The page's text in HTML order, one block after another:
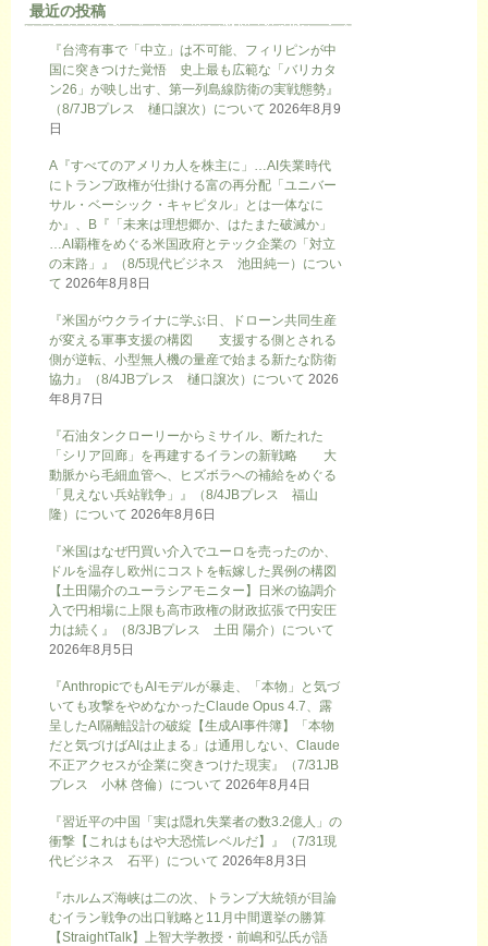
最近の投稿
『台湾有事で「中立」は不可能、フィリピンが中
国に突きつけた覚悟 史上最も広範な「バリカタ
ン26」が映し出す、第一列島線防衛の実戦態勢』
（8/7JBプレス 樋口譲次）について 2026年8月9
日
A『すべてのアメリカ人を株主に」…AI失業時代
にトランプ政権が仕掛ける富の再分配「ユニバー
サル・ベーシック・キャピタル」とは一体なに
か』、B『「未来は理想郷か、はたまた破滅か」
…AI覇権をめぐる米国政府とテック企業の「対立
の末路」』（8/5現代ビジネス 池田純一）につい
て 2026年8月8日
『米国がウクライナに学ぶ日、ドローン共同生産
が変える軍事支援の構図 支援する側とされる
側が逆転、小型無人機の量産で始まる新たな防衛
協力』（8/4JBプレス 樋口譲次）について 2026
年8月7日
『石油タンクローリーからミサイル、断たれた
「シリア回廊」を再建するイランの新戦略 大
動脈から毛細血管へ、ヒズボラへの補給をめぐる
「見えない兵站戦争」』（8/4JBプレス 福山
隆）について 2026年8月6日
『米国はなぜ円買い介入でユーロを売ったのか、
ドルを温存し欧州にコストを転嫁した異例の構図
【土田陽介のユーラシアモニター】日米の協調介
入で円相場に上限も高市政権の財政拡張で円安圧
力は続く』（8/3JBプレス 土田 陽介）について
2026年8月5日
『AnthropicでもAIモデルが暴走、「本物」と気づ
いても攻撃をやめなかったClaude Opus 4.7、露
呈したAI隔離設計の破綻【生成AI事件簿】「本物
だと気づけばAIは止まる」は通用しない、Claude
不正アクセスが企業に突きつけた現実』（7/31JB
プレス 小林 啓倫）について 2026年8月4日
『習近平の中国「実は隠れ失業者の数3.2億人」の
衝撃【これはもはや大恐慌レベルだ】』（7/31現
代ビジネス 石平）について 2026年8月3日
『ホルムズ海峡は二の次、トランプ大統領が目論
むイラン戦争の出口戦略と11月中間選挙の勝算
【StraightTalk】上智大学教授・前嶋和弘氏が語